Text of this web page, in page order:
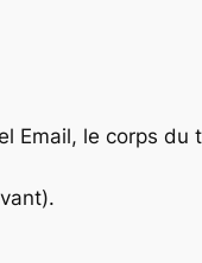
Email, le corps